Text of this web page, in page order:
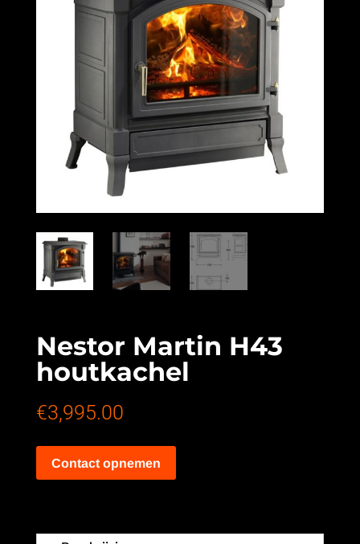
Nestor Martin H43
houtkachel
€3,995.00
Contact opnemen